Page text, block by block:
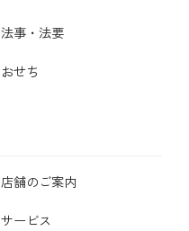
法事・法要
おせち
店舗のご案内
サービス